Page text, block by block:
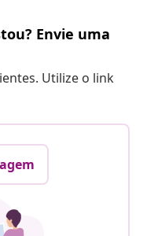
Envie uma
Utilize o link